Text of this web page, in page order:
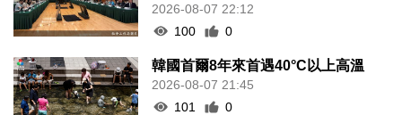
2026-08-07 22:12
100
0
韓國首爾8年來首遇40°C以上高溫
2026-08-07 21:45
101
0